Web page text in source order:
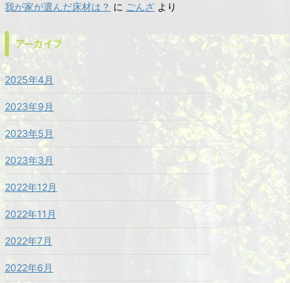
我が家が選んだ床材は？ に ごんざ より
アーカイブ
2025年4月
2023年9月
2023年5月
2023年3月
2022年12月
2022年11月
2022年7月
2022年6月